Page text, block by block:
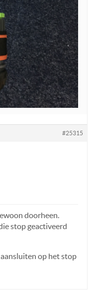
#25315
doorheen.
stop geactiveerd
op het stop